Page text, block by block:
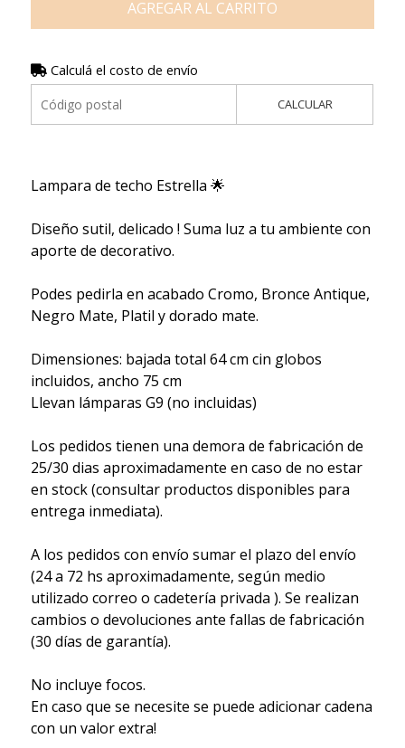
AGREGAR AL CARRITO
Calculá el costo de envío
CALCULAR
Lampara de techo Estrella 🌟
Diseño sutil, delicado ! Suma luz a tu ambiente con
aporte de decorativo.
Podes pedirla en acabado Cromo, Bronce Antique,
Negro Mate, Platil y dorado mate.
Dimensiones: bajada total 64 cm cin globos
incluidos, ancho 75 cm
Llevan lámparas G9 (no incluidas)
Los pedidos tienen una demora de fabricación de
25/30 dias aproximadamente en caso de no estar
en stock (consultar productos disponibles para
entrega inmediata).
A los pedidos con envío sumar el plazo del envío
(24 a 72 hs aproximadamente, según medio
utilizado correo o cadetería privada ). Se realizan
cambios o devoluciones ante fallas de fabricación
(30 días de garantía).
No incluye focos.
En caso que se necesite se puede adicionar cadena
con un valor extra!